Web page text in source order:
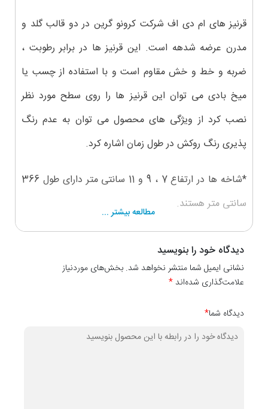
قرنیز های ام دی اف شرکت کرونو گرین در دو قالب گلد و
مدرن عرضه شدهه است. این قرنیز ها در برابر رطوبت ،
ضربه و خط و خش مقاوم است و با استفاده از چسب یا
میخ بادی می توان این قرنیز ها را روی سطح مورد نظر
نصب کرد از ویژگی های محصول می توان به عدم رنگ
پذیری رنگ روکش در طول زمان اشاره کرد.
*شاخه ها در ارتفاع 7 ، 9 و 11 سانتی متر دارای طول 366
سانتی متر هستند.
سانتی متر هستند.
مطالعه بیشتر ...
دیدگاه خود را بنویسید
نشانی ایمیل شما منتشر نخواهد شد. بخش‌های موردنیاز
علامت‌گذاری شده‌اند*
دیدگاه شما*